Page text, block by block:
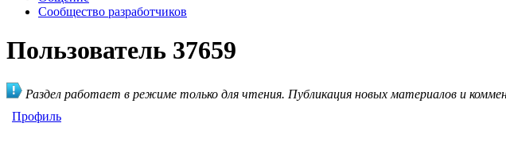
Сообщество разработчиков
Пользователь 37659
Раздел работает в режиме только для чтения. Публикация новых материалов и
Профиль